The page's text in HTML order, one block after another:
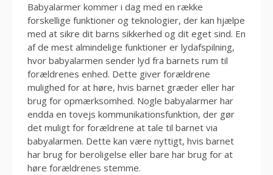
Babyalarmer kommer i dag med en række
forskellige funktioner og teknologier, der kan hjælpe
med at sikre dit barns sikkerhed og dit eget sind. En
af de mest almindelige funktioner er lydafspilning,
hvor babyalarmen sender lyd fra barnets rum til
forældrenes enhed. Dette giver forældrene
mulighed for at høre, hvis barnet græder eller har
brug for opmærksomhed. Nogle babyalarmer har
endda en tovejs kommunikationsfunktion, der gør
det muligt for forældrene at tale til barnet via
babyalarmen. Dette kan være nyttigt, hvis barnet
har brug for beroligelse eller bare har brug for at
høre forældrenes stemme.